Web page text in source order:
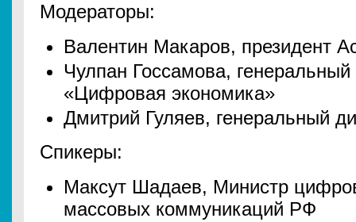
Модераторы:
Валентин Макаров, президент
Чулпан Госсамова,
«Цифровая экономика»
Дмитрий Гуляев, генеральный
Спикеры:
Максут Шадаев, Министр
массовых коммуникаций РФ